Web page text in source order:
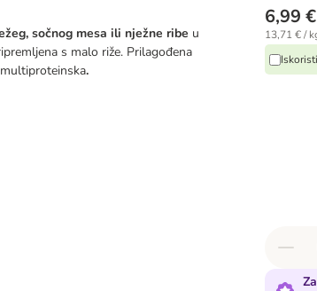
sočnog mesa ili nježne ribe u
s malo riže. Prilagođena
.
6,99 €
13,71 € /